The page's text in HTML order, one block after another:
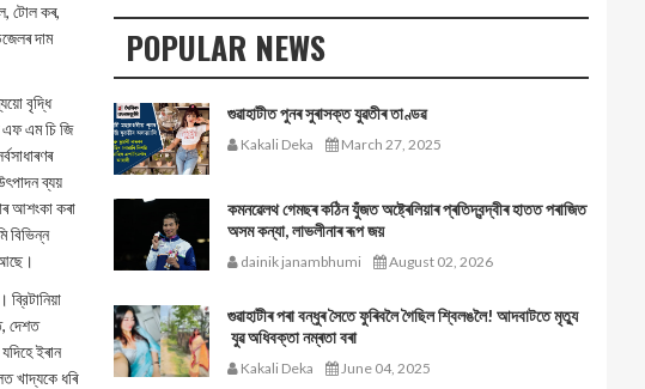
টোল কৰ,
দাম
বৃদ্ধি
এফ এম চি জি
ব্যয়
আশংকা কৰা
বিভিন্ন
দেশত
ইৰান
খাদ্যকে ধৰি
POPULAR NEWS
গুৱাহাটীত পুনৰ সুৰাসক্ত যুৱতীৰ তাণ্ডৱ
Kakali Deka March 27, 2025
কমনৱেলথ গেমছৰ কঠিন যুঁজত অষ্ট্ৰেলিয়াৰ প্ৰতিদ্বন্দ্বীৰ হাতত পৰাজিত
অসম কন্যা, লাভলীনাৰ ৰূপ জয়
dainik janambhumi August 02, 2026
গুৱাহাটীৰ পৰা বন্ধুৰ সৈতে ফুৰিবলৈ গৈছিল শ্বিলঙলৈ! আদবাটতে মৃত্যু
যুৱ অধিবক্তা নম্ৰতা বৰা
Kakali Deka June 04, 2025